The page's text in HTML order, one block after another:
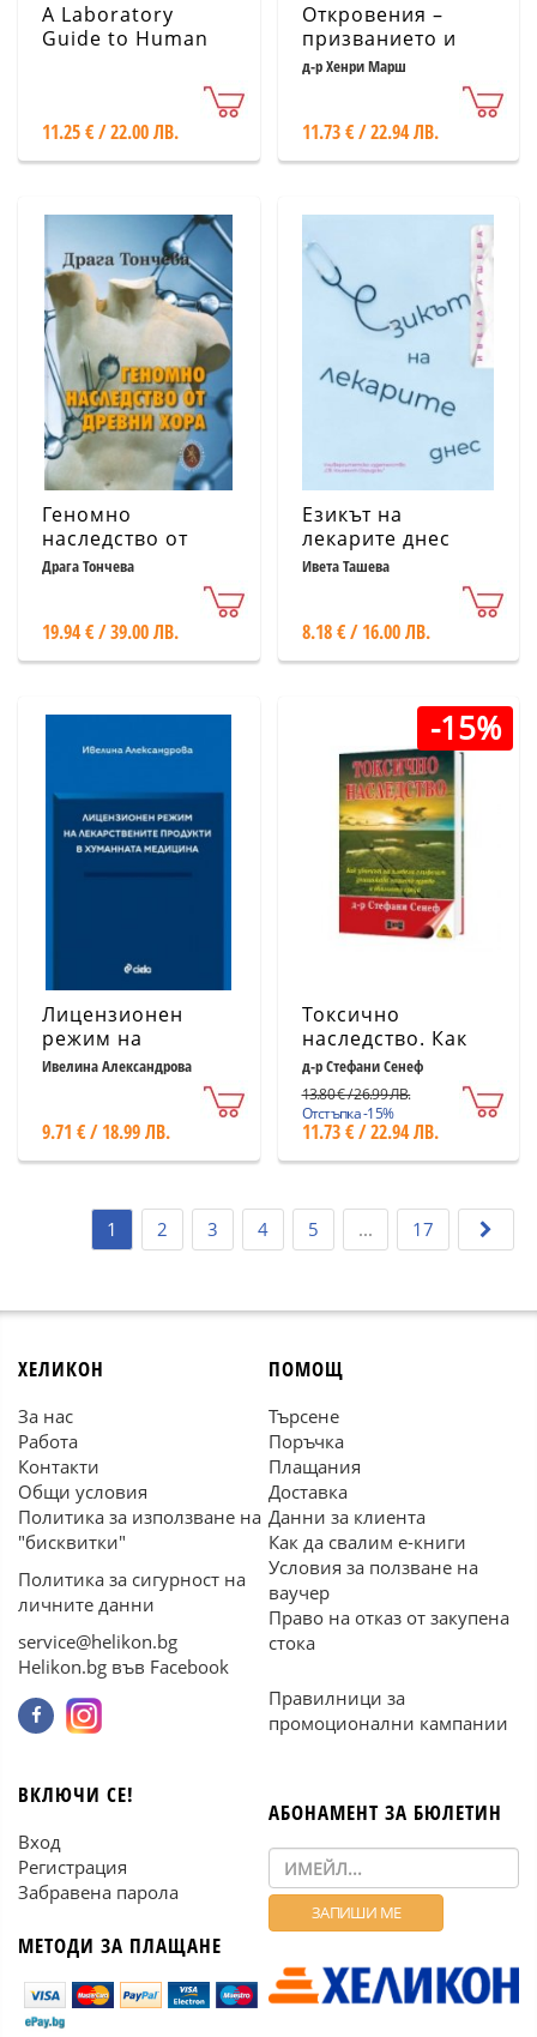
A Laboratory
Guide to Human
11.25 € / 22.00 ЛВ.
Откровения –
призванието и
изпитанията на
един неврохирург
д-р Хенри Марш
11.73 € / 22.94 ЛВ.
Геномно
наследство от
древни хора
Драга Тончева
19.94 € / 39.00 ЛВ.
Езикът на
лекарите днес
Ивета Ташева
8.18 € / 16.00 ЛВ.
Лицензионен
режим на
лекарствените
медицина
Ивелина Александрова
9.71 € / 18.99 ЛВ.
-15%
Токсично
наследство. Как
убиецът на
плевели глифозат
унищожава
нашето здраве и
околна среда
д-р Стефани Сенеф
13.80 € / 26.99 ЛВ.
Отстъпка -15%
11.73 € / 22.94 ЛВ.
1 2 3 4 5 ... 17
ХЕЛИКОН
За нас
Работа
Контакти
Общи условия
Политика за използване на
"бисквитки"
Политика за сигурност на
личните данни
service@helikon.bg
Helikon.bg във Facebook
ПОМОЩ
Търсене
Поръчка
Плащания
Доставка
Данни за клиента
Как да свалим е-книги
Условия за ползване на
ваучер
Право на отказ от закупена
стока
Правилници за
промоционални кампании
ВКЛЮЧИ СЕ!
Вход
Регистрация
Забравена парола
МЕТОДИ ЗА ПЛАЩАНЕ
АБОНАМЕНТ ЗА БЮЛЕТИН